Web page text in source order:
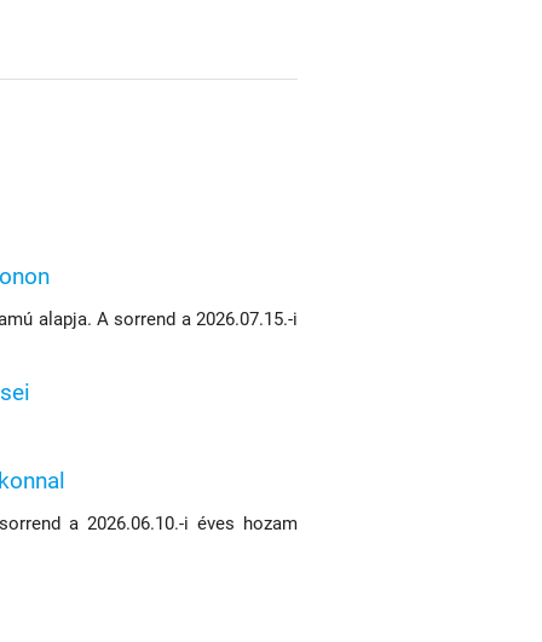
alapja. A sorrend a 2026.07.15.-i
a 2026.06.10.-i éves hozam